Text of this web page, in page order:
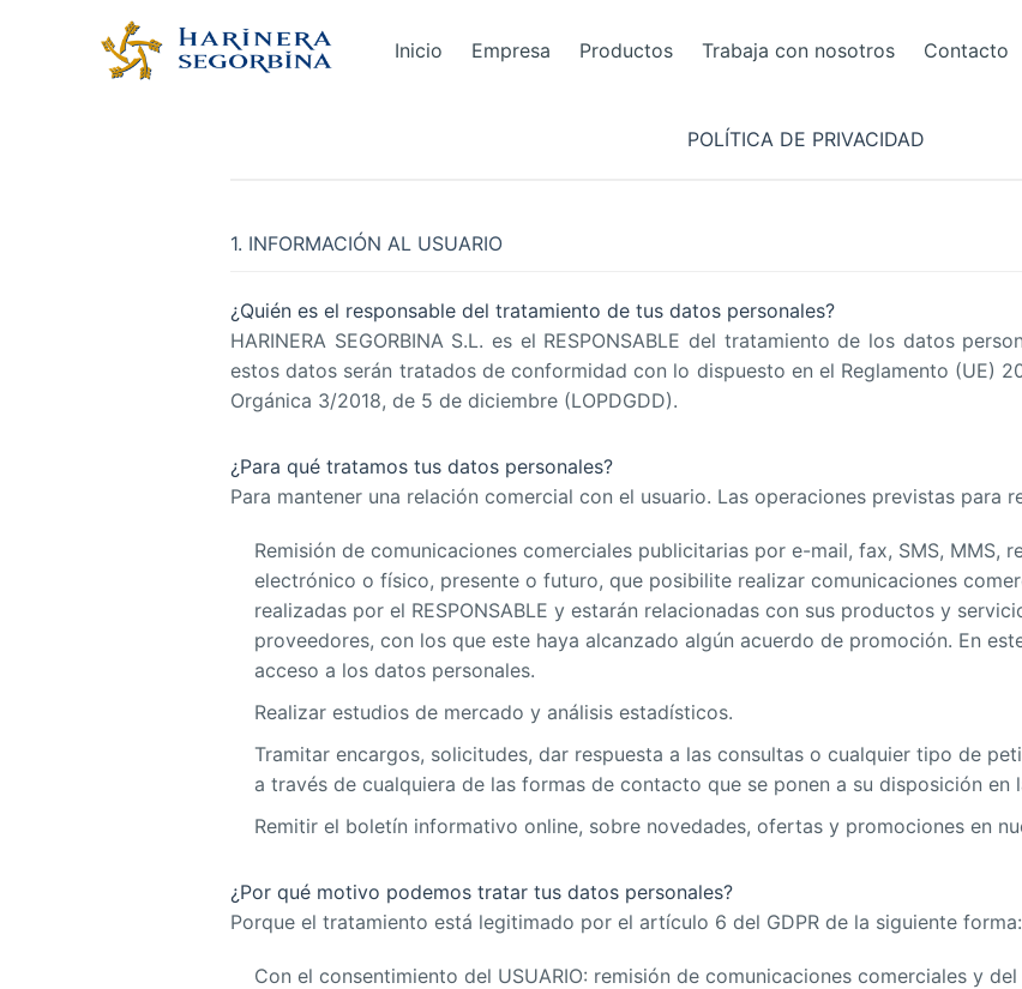
Inicio Empresa Productos Trabaja con nosotros Contacto
POLÍTICA DE PRIVACIDAD
1. INFORMACIÓN AL USUARIO
¿Quién es el responsable del tratamiento de tus datos personales?
HARINERA SEGORBINA S.L. es el RESPONSABLE del tratamiento de los datos
estos datos serán tratados de conformidad con lo dispuesto en el Reglamento (UE)
Orgánica 3/2018, de 5 de diciembre (LOPDGDD).
¿Para qué tratamos tus datos personales?
Para mantener una relación comercial con el usuario. Las operaciones previstas para
Remisión de comunicaciones comerciales publicitarias por e-mail, fax, SMS, MMS,
electrónico o físico, presente o futuro, que posibilite realizar comunicaciones
realizadas por el RESPONSABLE y estarán relacionadas con sus productos y
proveedores, con los que este haya alcanzado algún acuerdo de promoción. En
acceso a los datos personales.
Realizar estudios de mercado y análisis estadísticos.
Tramitar encargos, solicitudes, dar respuesta a las consultas o cualquier tipo de
a través de cualquiera de las formas de contacto que se ponen a su disposición en
Remitir el boletín informativo online, sobre novedades, ofertas y promociones en
¿Por qué motivo podemos tratar tus datos personales?
Porque el tratamiento está legitimado por el artículo 6 del GDPR de la siguiente forma:
Con el consentimiento del USUARIO: remisión de comunicaciones comerciales y